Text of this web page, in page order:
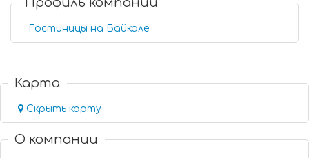
Профиль компании
Гостиницы на Байкале
Карта
Скрыть карту
О компании